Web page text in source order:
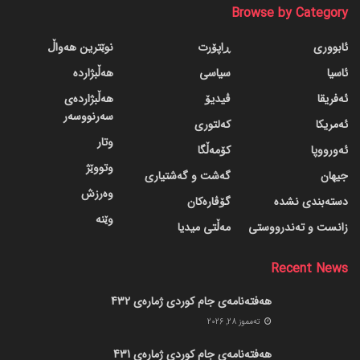
Browse by Category
ئابووری
ئاسیا
ئەفریقا
ئەمریکا
ئەورووپا
جیهان
دسته‌بندی نشده
زانست و تەندرووستی
ڕاپۆرت
سیاسی
ڤیدیۆ
کەلتوری
کۆمەڵگا
گه‌شت و گه‌شتیاری
گۆڤاره‌کان
مەڵتی میدیا
نوێترین هەواڵ
هەڵبژاردە
هەڵبژاردەی
سەرنووسەر
وتار
وتووێژ
وەرزش
وێنە
Recent News
هەفتەنامەی جام کوردی ژمارەی 432
ته‌مموز 28, 2026
هەفتەنامەی جام کوردی ژمارەی 431